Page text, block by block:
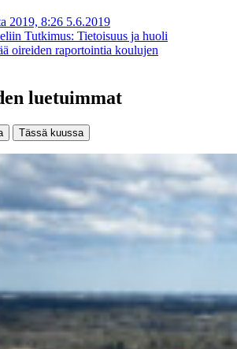
2019, 8:26 5.6.2019
Tutkimus: Tietoisuus ja huoli
oireiden raportointia koulujen
luetuimmat
Tässä kuussa